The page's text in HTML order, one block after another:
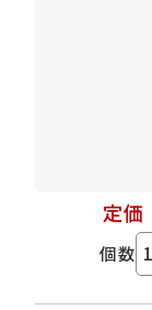
定価
個数